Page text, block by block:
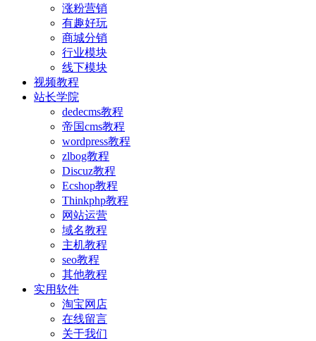
涨粉营销
有趣好玩
商城分销
行业模块
线下模块
视频教程
站长学院
dedecms教程
帝国cms教程
wordpress教程
zlbog教程
Discuz教程
Ecshop教程
Thinkphp教程
网站运营
域名教程
主机教程
seo教程
其他教程
实用软件
淘宝网店
在线留言
关于我们